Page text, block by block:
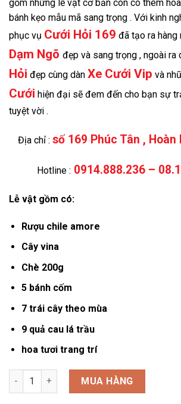
gồm những lễ vật cơ bản còn có thêm
bánh kẹo mẫu mã sang trọng . Với kinh
phục vụ Cưới Hỏi 169 đã tạo ra hàng
Dạm Ngõ đẹp và sang trọng , ngoài ra
Hỏi đẹp cùng dàn Xe Cưới Vip và
Cưới hiện đại sẽ đem đến cho bạn sự
tuyệt vời .
Địa chỉ : số 169 Phúc Tân , Hoàn
Hotline : 0914.888.236 –
Lễ vật gồm có:
Rượu chile amore
Cây vina
Chè 200g
5 bánh cốm
7 trái cây theo mùa
9 quả cau lá trầu
hoa tươi trang trí
Lễ dạm ngõ DN-15003 số lượng
MUA HÀNG